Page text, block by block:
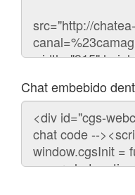
chat
Chat embebido
Código
para
embeber
chat